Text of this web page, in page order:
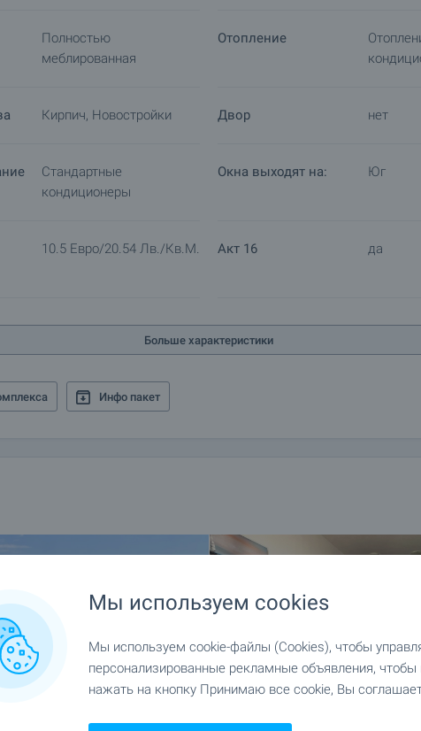
Полностью
меблированная
Отопление
Кирпич, Новостройки Двор нет
Стандартные
кондиционеры
Окна выходят на: Юг
10.5 Евро/20.54 Лв./кв.м. Акт 16 да
Больше характеристики
Инфо пакет
Мы используем cookies
Мы используем cookie-файлы (Cookies), чтобы
персонализированные рекламные объявления,
нажать на кнопку Принимаю все cookie, Вы